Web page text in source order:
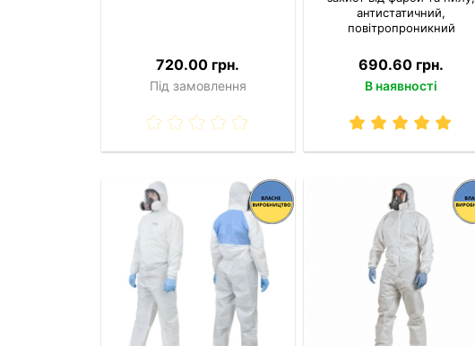
720.00 грн.
Під замовлення
антистатичний,
повітропроникний
690.60 грн.
В наявності